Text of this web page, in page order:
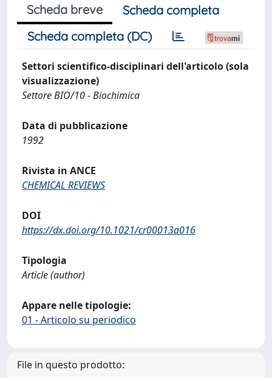
Scheda breve
Scheda completa
Scheda completa (DC)
Settori scientifico-disciplinari dell'articolo (sola
visualizzazione)
Settore BIO/10 - Biochimica
Data di pubblicazione
1992
Rivista in ANCE
CHEMICAL REVIEWS
DOI
https://dx.doi.org/10.1021/cr00013a016
Tipologia
Article (author)
Appare nelle tipologie:
01 - Articolo su periodico
File in questo prodotto: